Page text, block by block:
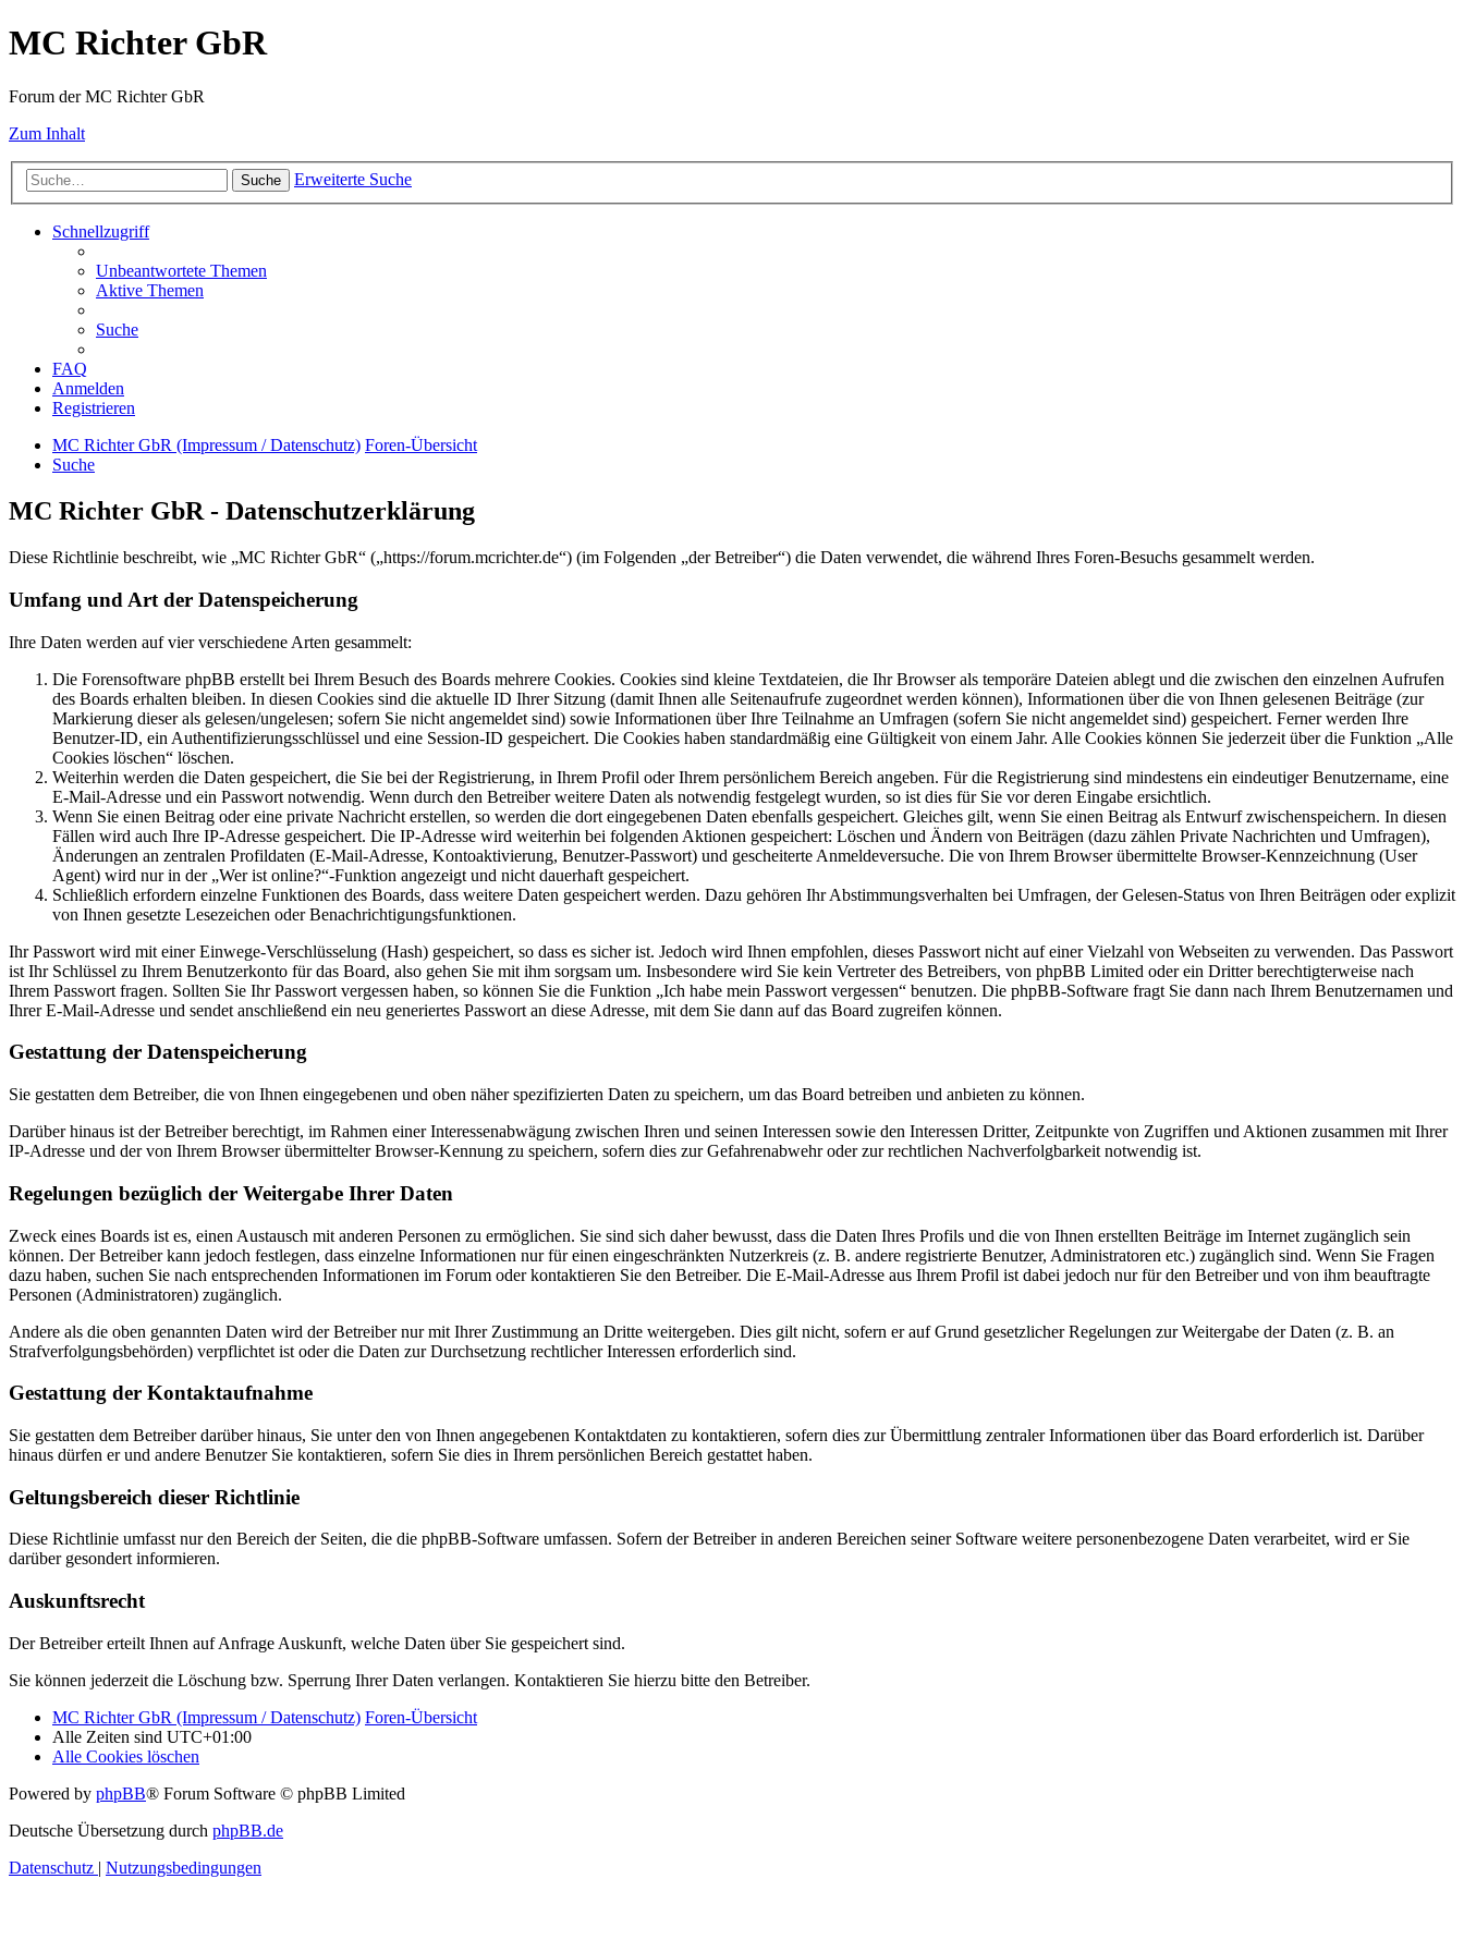
MC Richter GbR
Forum der MC Richter GbR
Zum Inhalt
Suche Erweiterte Suche
Schnellzugriff
Unbeantwortete Themen
Aktive Themen
Suche
FAQ
Anmelden
Registrieren
MC Richter GbR (Impressum / Datenschutz) Foren-Übersicht
Suche
MC Richter GbR - Datenschutzerklärung
Diese Richtlinie beschreibt, wie „MC Richter GbR“ („https://forum.mcrichter.de“) (im Folgenden „der Betreiber“) die Daten verwendet, die während Ihres Foren-Besuchs gesammelt werden.
Umfang und Art der Datenspeicherung
Ihre Daten werden auf vier verschiedene Arten gesammelt:
Die Forensoftware phpBB erstellt bei Ihrem Besuch des Boards mehrere Cookies. Cookies sind kleine Textdateien, die Ihr Browser als temporäre Dateien ablegt und die zwischen den einzelnen Aufrufen
des Boards erhalten bleiben. In diesen Cookies sind die aktuelle ID Ihrer Sitzung (damit Ihnen alle Seitenaufrufe zugeordnet werden können), Informationen über die von Ihnen gelesenen Beiträge (zur
Markierung dieser als gelesen/ungelesen; sofern Sie nicht angemeldet sind) sowie Informationen über Ihre Teilnahme an Umfragen (sofern Sie nicht angemeldet sind) gespeichert. Ferner werden Ihre
Benutzer-ID, ein Authentifizierungsschlüssel und eine Session-ID gespeichert. Die Cookies haben standardmäßig eine Gültigkeit von einem Jahr. Alle Cookies können Sie jederzeit über die Funktion „Alle
Cookies löschen“ löschen.
Weiterhin werden die Daten gespeichert, die Sie bei der Registrierung, in Ihrem Profil oder Ihrem persönlichem Bereich angeben. Für die Registrierung sind mindestens ein eindeutiger Benutzername, eine
E-Mail-Adresse und ein Passwort notwendig. Wenn durch den Betreiber weitere Daten als notwendig festgelegt wurden, so ist dies für Sie vor deren Eingabe ersichtlich.
Wenn Sie einen Beitrag oder eine private Nachricht erstellen, so werden die dort eingegebenen Daten ebenfalls gespeichert. Gleiches gilt, wenn Sie einen Beitrag als Entwurf zwischenspeichern. In diesen
Fällen wird auch Ihre IP-Adresse gespeichert. Die IP-Adresse wird weiterhin bei folgenden Aktionen gespeichert: Löschen und Ändern von Beiträgen (dazu zählen Private Nachrichten und Umfragen),
Änderungen an zentralen Profildaten (E-Mail-Adresse, Kontoaktivierung, Benutzer-Passwort) und gescheiterte Anmeldeversuche. Die von Ihrem Browser übermittelte Browser-Kennzeichnung (User
Agent) wird nur in der „Wer ist online?“-Funktion angezeigt und nicht dauerhaft gespeichert.
Schließlich erfordern einzelne Funktionen des Boards, dass weitere Daten gespeichert werden. Dazu gehören Ihr Abstimmungsverhalten bei Umfragen, der Gelesen-Status von Ihren Beiträgen oder explizit
von Ihnen gesetzte Lesezeichen oder Benachrichtigungsfunktionen.
Ihr Passwort wird mit einer Einwege-Verschlüsselung (Hash) gespeichert, so dass es sicher ist. Jedoch wird Ihnen empfohlen, dieses Passwort nicht auf einer Vielzahl von Webseiten zu verwenden. Das Passwort
ist Ihr Schlüssel zu Ihrem Benutzerkonto für das Board, also gehen Sie mit ihm sorgsam um. Insbesondere wird Sie kein Vertreter des Betreibers, von phpBB Limited oder ein Dritter berechtigterweise nach
Ihrem Passwort fragen. Sollten Sie Ihr Passwort vergessen haben, so können Sie die Funktion „Ich habe mein Passwort vergessen“ benutzen. Die phpBB-Software fragt Sie dann nach Ihrem Benutzernamen und
Ihrer E-Mail-Adresse und sendet anschließend ein neu generiertes Passwort an diese Adresse, mit dem Sie dann auf das Board zugreifen können.
Gestattung der Datenspeicherung
Sie gestatten dem Betreiber, die von Ihnen eingegebenen und oben näher spezifizierten Daten zu speichern, um das Board betreiben und anbieten zu können.
Darüber hinaus ist der Betreiber berechtigt, im Rahmen einer Interessenabwägung zwischen Ihren und seinen Interessen sowie den Interessen Dritter, Zeitpunkte von Zugriffen und Aktionen zusammen mit Ihrer
IP-Adresse und der von Ihrem Browser übermittelter Browser-Kennung zu speichern, sofern dies zur Gefahrenabwehr oder zur rechtlichen Nachverfolgbarkeit notwendig ist.
Regelungen bezüglich der Weitergabe Ihrer Daten
Zweck eines Boards ist es, einen Austausch mit anderen Personen zu ermöglichen. Sie sind sich daher bewusst, dass die Daten Ihres Profils und die von Ihnen erstellten Beiträge im Internet zugänglich sein
können. Der Betreiber kann jedoch festlegen, dass einzelne Informationen nur für einen eingeschränkten Nutzerkreis (z. B. andere registrierte Benutzer, Administratoren etc.) zugänglich sind. Wenn Sie Fragen
dazu haben, suchen Sie nach entsprechenden Informationen im Forum oder kontaktieren Sie den Betreiber. Die E-Mail-Adresse aus Ihrem Profil ist dabei jedoch nur für den Betreiber und von ihm beauftragte
Personen (Administratoren) zugänglich.
Andere als die oben genannten Daten wird der Betreiber nur mit Ihrer Zustimmung an Dritte weitergeben. Dies gilt nicht, sofern er auf Grund gesetzlicher Regelungen zur Weitergabe der Daten (z. B. an
Strafverfolgungsbehörden) verpflichtet ist oder die Daten zur Durchsetzung rechtlicher Interessen erforderlich sind.
Gestattung der Kontaktaufnahme
Sie gestatten dem Betreiber darüber hinaus, Sie unter den von Ihnen angegebenen Kontaktdaten zu kontaktieren, sofern dies zur Übermittlung zentraler Informationen über das Board erforderlich ist. Darüber
hinaus dürfen er und andere Benutzer Sie kontaktieren, sofern Sie dies in Ihrem persönlichen Bereich gestattet haben.
Geltungsbereich dieser Richtlinie
Diese Richtlinie umfasst nur den Bereich der Seiten, die die phpBB-Software umfassen. Sofern der Betreiber in anderen Bereichen seiner Software weitere personenbezogene Daten verarbeitet, wird er Sie
darüber gesondert informieren.
Auskunftsrecht
Der Betreiber erteilt Ihnen auf Anfrage Auskunft, welche Daten über Sie gespeichert sind.
Sie können jederzeit die Löschung bzw. Sperrung Ihrer Daten verlangen. Kontaktieren Sie hierzu bitte den Betreiber.
MC Richter GbR (Impressum / Datenschutz) Foren-Übersicht
Alle Zeiten sind UTC+01:00
Alle Cookies löschen
Powered by phpBB® Forum Software © phpBB Limited
Deutsche Übersetzung durch phpBB.de
Datenschutz | Nutzungsbedingungen